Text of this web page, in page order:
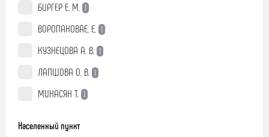
БИРГЕР Е. М. 1
ВОРОПАНОВАЕ. Е. 1
КУЗНЕЦОВА А. В. 1
ЛАПШОВА О. В. 1
МИНАСЯН Т. 1
Населенный пункт